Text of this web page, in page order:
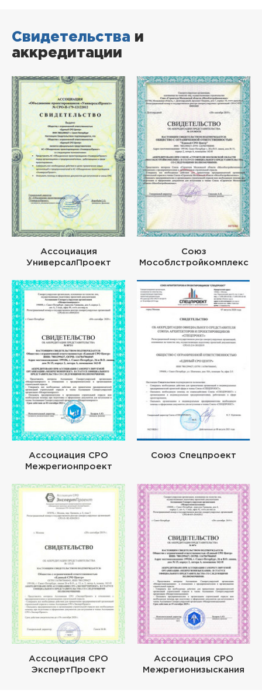
Свидетельства и
аккредитации
Ассоциация
УниверсалПроект
Союз
Мособлстройкомплекс
Ассоциация СРО
Межрегионпроект
Союз Спецпроект
Ассоциация СРО
ЭкспертПроект
Ассоциация СРО
Межрегионизыскания